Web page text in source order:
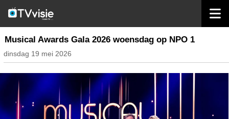
nieuws nederland
Musical Awards Gala 2026 woensdag op NPO 1
dinsdag 19 mei 2026